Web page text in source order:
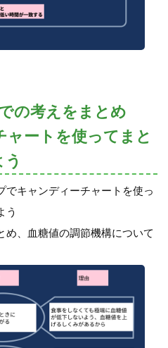
の考えをまとめ
ートを使ってまと
でキャンディーチャートを使っ
う
め、血糖値の調節機構について